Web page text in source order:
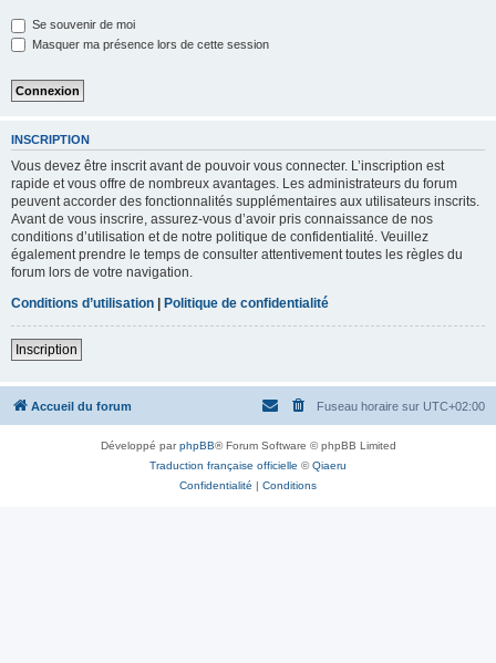
Se souvenir de moi
Masquer ma présence lors de cette session
INSCRIPTION
Vous devez être inscrit avant de pouvoir vous connecter. L’inscription est
rapide et vous offre de nombreux avantages. Les administrateurs du forum
peuvent accorder des fonctionnalités supplémentaires aux utilisateurs inscrits.
Avant de vous inscrire, assurez-vous d’avoir pris connaissance de nos
conditions d’utilisation et de notre politique de confidentialité. Veuillez
également prendre le temps de consulter attentivement toutes les règles du
forum lors de votre navigation.
Conditions d’utilisation | Politique de confidentialité
Inscription
Accueil du forum Fuseau horaire sur UTC+02:00
Développé parphpBB® Forum Software © phpBB Limited
Traduction française officielle ©Qiaeru
Confidentialité | Conditions